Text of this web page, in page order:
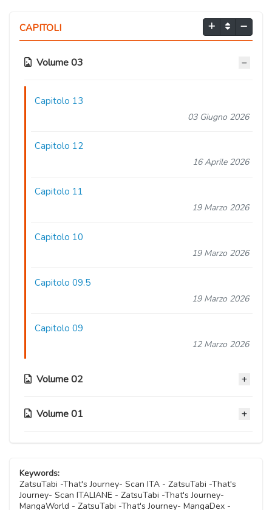
CAPITOLI
Volume 03
Capitolo 13
03 Giugno 2026
Capitolo 12
16 Aprile 2026
Capitolo 11
19 Marzo 2026
Capitolo 10
19 Marzo 2026
Capitolo 09.5
19 Marzo 2026
Capitolo 09
12 Marzo 2026
Volume 02
Capitolo 08
15 Gennaio 2026
Volume 01
Capitolo 04
Keywords:
ZatsuTabi -That's Journey- Scan ITA - ZatsuTabi -That's
Journey- Scan ITALIANE - ZatsuTabi -That's Journey-
MangaWorld - ZatsuTabi -That's Journey- MangaDex -